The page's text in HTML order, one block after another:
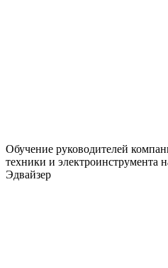
Обучение руководителей
техники и электроинструмента
Эдвайзер